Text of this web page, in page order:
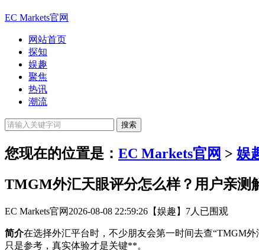
EC Markets官网
网站首页
探知
娱趣
聚焦
热讯
潮流
您现在的位置是： EC Markets官网 > 娱
TMGM外汇天眼评分怎么样？用户亲测
EC Markets官网 2026-08-08 22:59:26 【娱趣】 7人已围观
简介在选择外汇平台时，不少朋友会第一时间去查“TMGM
只是参考，真实体验才是关键**。